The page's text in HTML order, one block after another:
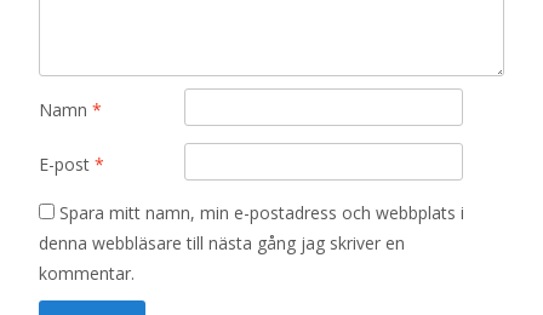
Namn *
E-post *
Spara mitt namn, min e-postadress och webbplats i
denna webbläsare till nästa gång jag skriver en
kommentar.